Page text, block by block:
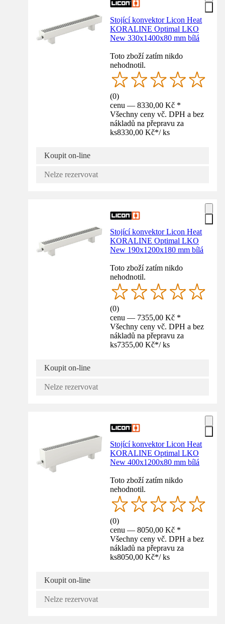
Stojící konvektor Licon Heat
KORALINE Optimal LKO
New 330x1400x80 mm bílá
Toto zboží zatím nikdo
nehodnotil.
(0)
cenu — 8330,00 Kč *
Všechny ceny vč. DPH a bez
nákladů na přepravu za
ks8330,00 Kč*/ ks
Koupit on-line
Nelze rezervovat
Stojící konvektor Licon Heat
KORALINE Optimal LKO
New 190x1200x180 mm bílá
Toto zboží zatím nikdo
nehodnotil.
(0)
cenu — 7355,00 Kč *
Všechny ceny vč. DPH a bez
nákladů na přepravu za
ks7355,00 Kč*/ ks
Koupit on-line
Nelze rezervovat
Stojící konvektor Licon Heat
KORALINE Optimal LKO
New 400x1200x80 mm bílá
Toto zboží zatím nikdo
nehodnotil.
(0)
cenu — 8050,00 Kč *
Všechny ceny vč. DPH a bez
nákladů na přepravu za
ks8050,00 Kč*/ ks
Koupit on-line
Nelze rezervovat